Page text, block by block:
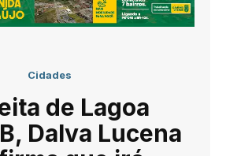
Cidades
de Lagoa
Dalva Lucena